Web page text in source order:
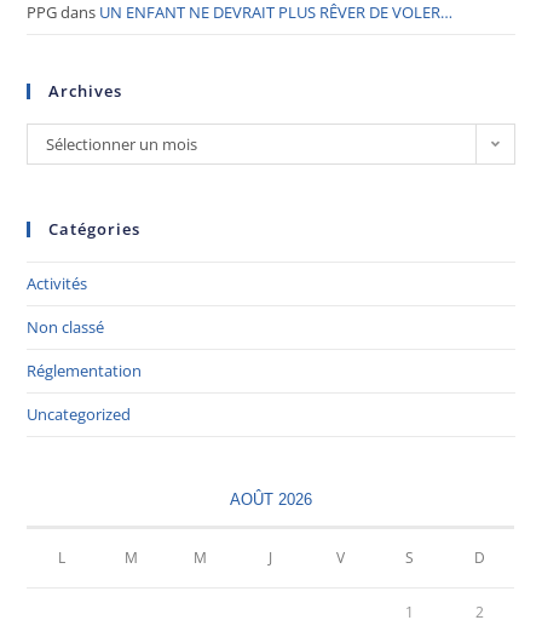
PPGdans UN ENFANT NE DEVRAIT PLUS RÊVER DE VOLER…
Archives
Sélectionner un mois
Catégories
Activités
Non classé
Réglementation
Uncategorized
AOÛT 2026
L M M J V S D
1 2